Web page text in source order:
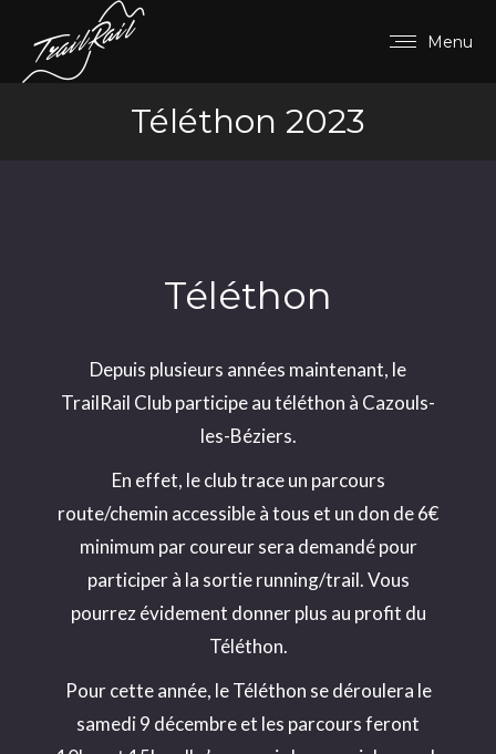
Menu
Téléthon 2023
Téléthon
Depuis plusieurs années maintenant, le
TrailRail Club participe au téléthon à Cazouls-
les-Béziers.
En effet, le club trace un parcours
route/chemin accessible à tous et un don de 6€
minimum par coureur sera demandé pour
participer à la sortie running/trail. Vous
pourrez évidement donner plus au profit du
Téléthon.
Pour cette année, le Téléthon se déroulera le
samedi 9 décembre et les parcours feront